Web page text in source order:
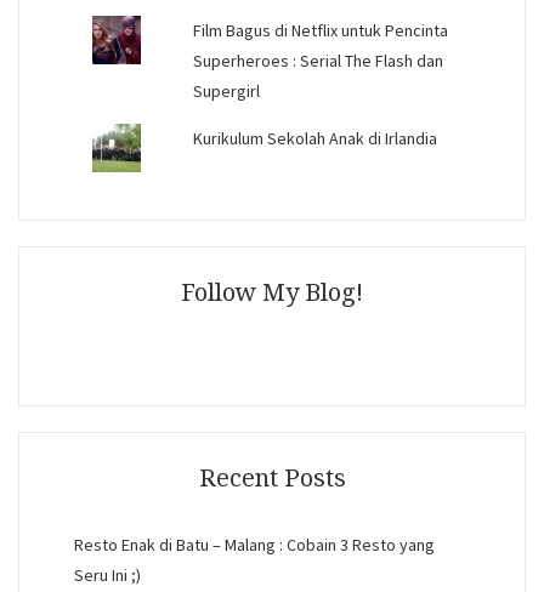
Film Bagus di Netflix untuk Pencinta
Superheroes : Serial The Flash dan
Supergirl
Kurikulum Sekolah Anak di Irlandia
Follow My Blog!
Recent Posts
Resto Enak di Batu – Malang : Cobain 3 Resto yang
Seru Ini ;)